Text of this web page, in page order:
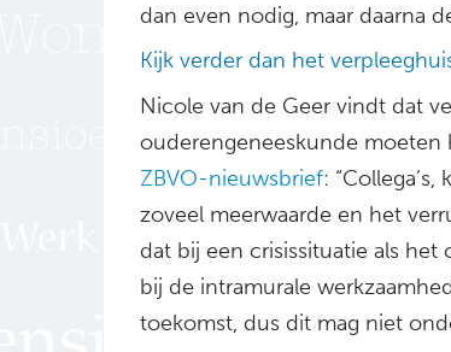
dan even nodig, maar daarna
Kijk verder dan het
Nicole van de Geer vindt dat
ouderengeneeskunde moeten
ZBVO-nieuwsbrief:
zoveel meerwaarde en het
dat bij een crisissituatie als
bij de intramurale
toekomst, dus dit mag niet